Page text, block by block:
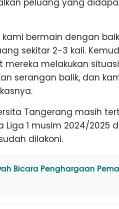
peluang yang
kami bermain dengan
sekitar 2-3 kali.
mereka melakukan
serangan balik, dan
Tangerang masih
1 musim 2024/2025
dilakoni.
Bicara Penghargaan